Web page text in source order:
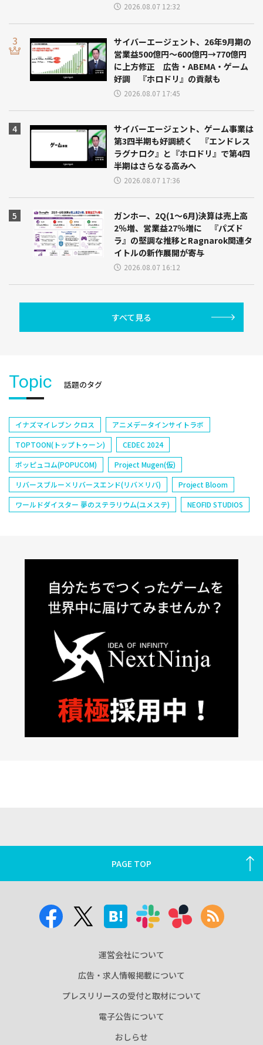
2026.08.07 12:32
サイバーエージェント、26年9月期の
営業益500億円～600億円→770億円
に上方修正 広告・ABEMA・ゲーム
好調 『ホロドリ』の貢献も
2026.08.07 17:45
サイバーエージェント、ゲーム事業は
第3四半期も好調続く 『エンドレス
ラグナロク』と『ホロドリ』で第4四
半期はさらなる高みへ
2026.08.07 17:36
ガンホー、2Q(1～6月)決算は売上高
2％増、営業益27％増に 『パズド
ラ』の堅調な推移とRagnarok関連タ
イトルの新作展開が寄与
2026.08.07 16:12
すべて見る
Topic 話題のタグ
イナズマイレブン クロス
アニメデータインサイトラボ
TOPTOON(トップトゥーン)
CEDEC 2024
ポッピュコム(POPUCOM)
Project Mugen(仮)
リバースブルー×リバースエンド(リバ×リバ)
Project Bloom
ワールドダイスター 夢のステラリウム(ユメステ)
NEOFID STUDIOS
PAGE TOP
運営会社について
広告・求人情報掲載について
プレスリリースの受付と取材について
電子公告について
おしらせ